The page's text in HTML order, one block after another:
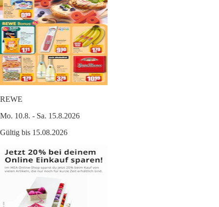
REWE
Mo. 10.8. - Sa. 15.8.2026
Gültig bis 15.08.2026